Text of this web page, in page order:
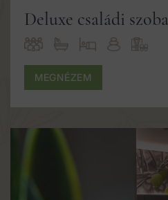
Deluxe családi szoba
MEGNÉZEM